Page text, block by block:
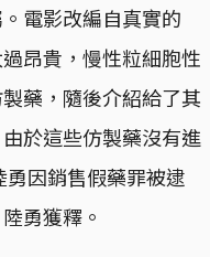
電影改編自真實的
昂貴，慢性粒細胞性
藥，隨後介紹給了其
於這些仿製藥沒有進
因銷售假藥罪被逮
勇獲釋。